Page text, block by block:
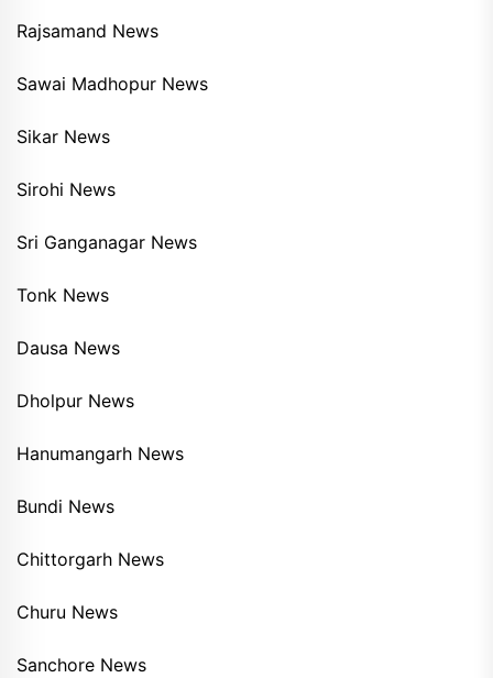
Rajsamand News
Sawai Madhopur News
Sikar News
Sirohi News
Sri Ganganagar News
Tonk News
Dausa News
Dholpur News
Hanumangarh News
Bundi News
Chittorgarh News
Churu News
Sanchore News